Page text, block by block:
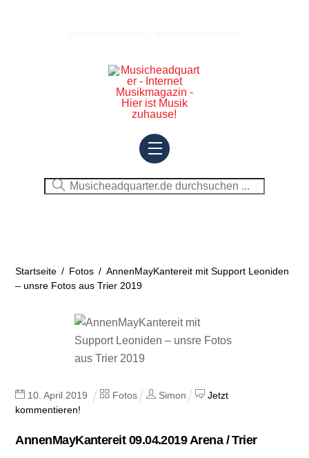
Menu
Startseite / Fotos / AnnenMayKantereit mit Support Leoniden
– unsre Fotos aus Trier 2019
10 .April 2019 Fotos Simon
Jetzt
kommentieren!
AnnenMayKantereit 09.04.2019 Arena / Trier